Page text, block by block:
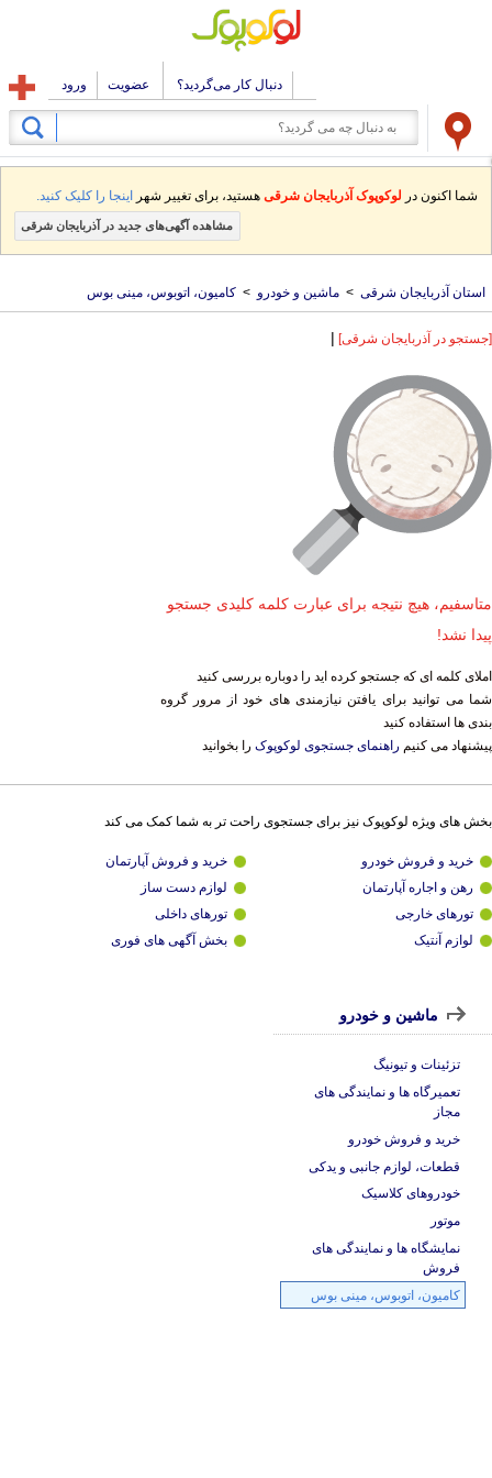
دنبال کار می‌گردید؟ عضویت ورود
شما اکنون در لوکوپوک آذربایجان شرقی هستید، برای تغییر شهر اینجا را کلیک کنید.
مشاهده آگهی‌های جدید در آذربایجان شرقی
استان آذربایجان شرقی > ماشین و خودرو > کامیون، اتوبوس، مینی بوس
[جستجو در آذربایجان شرقی] |
متاسفیم، هیچ نتیجه برای عبارت کلمه کلیدی جستجو
پیدا نشد!
املای کلمه ای که جستجو کرده اید را دوباره بررسی کنید
شما می توانید برای یافتن نیازمندی های خود از مرور گروه
بندی ها استفاده کنید
پیشنهاد می کنیم راهنمای جستجوی لوکوپوک را بخوانید
بخش های ویژه لوکوپوک نیز برای جستجوی راحت تر به شما کمک می کند
خرید و فروش خودرو
خرید و فروش آپارتمان
رهن و اجاره آپارتمان
لوازم دست ساز
تورهای خارجی
تورهای داخلی
لوازم آنتیک
بخش آگهی های فوری
ماشین و خودرو
تزئینات و تیونیگ
تعمیرگاه ها و نمایندگی های
مجاز
خرید و فروش خودرو
قطعات، لوازم جانبی و یدکی
خودروهای کلاسیک
موتور
نمایشگاه ها و نمایندگی های
فروش
کامیون، اتوبوس، مینی بوس